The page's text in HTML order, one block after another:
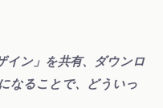
イン」を共有、ダウンロ
なることで、どういっ